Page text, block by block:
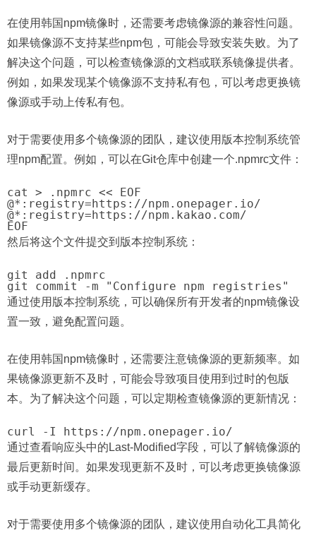
在使用韩国npm镜像时，还需要考虑镜像源的兼容性问题。
如果镜像源不支持某些npm包，可能会导致安装失败。为了
解决这个问题，可以检查镜像源的文档或联系镜像提供者。
例如，如果发现某个镜像源不支持私有包，可以考虑更换镜
像源或手动上传私有包。
对于需要使用多个镜像源的团队，建议使用版本控制系统管
理npm配置。例如，可以在Git仓库中创建一个.npmrc文件：
cat > .npmrc << EOF
@*:registry=https://npm.onepager.io/
@*:registry=https://npm.kakao.com/
然后将这个文件提交到版本控制系统：
git add .npmrc
通过使用版本控制系统，可以确保所有开发者的npm镜像设
置一致，避免配置问题。
在使用韩国npm镜像时，还需要注意镜像源的更新频率。如
果镜像源更新不及时，可能会导致项目使用到过时的包版
本。为了解决这个问题，可以定期检查镜像源的更新情况：
通过查看响应头中的Last-Modified字段，可以了解镜像源的
最后更新时间。如果发现更新不及时，可以考虑更换镜像源
或手动更新缓存。
对于需要使用多个镜像源的团队，建议使用自动化工具简化